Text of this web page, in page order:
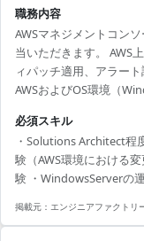
職務内容
AWSマネジメントコン
当いただきます。 AWS
ィパッチ適用、アラー
AWSおよびOS環境（
OS：Linux、Windows
必須スキル
・Solutions Architect程
験（AWS環境における
験 ・WindowsServerの
掲載元： エンジニアファクトリ